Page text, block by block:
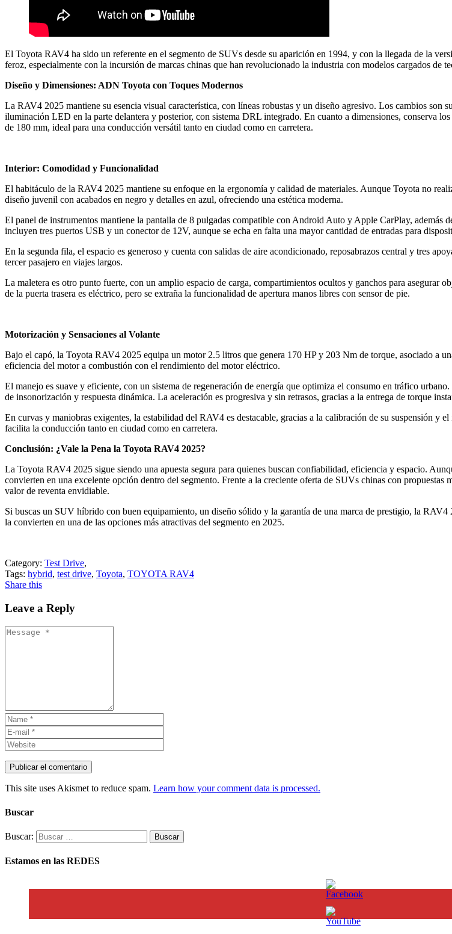
El Toyota RAV4 ha sido un referente en el segmento de SUVs desde su aparición en 1994, y con la llegada de la
feroz, especialmente con la incursión de marcas chinas que han revolucionado la industria con modelos cargados de
Diseño y Dimensiones: ADN Toyota con Toques Modernos
La RAV4 2025 mantiene su esencia visual característica, con líneas robustas y un diseño agresivo. Los cambios son
iluminación LED en la parte delantera y posterior, con sistema DRL integrado. En cuanto a dimensiones, conserva
de 180 mm, ideal para una conducción versátil tanto en ciudad como en carretera.
Interior: Comodidad y Funcionalidad
El habitáculo de la RAV4 2025 mantiene su enfoque en la ergonomía y calidad de materiales. Aunque Toyota no
diseño juvenil con acabados en negro y detalles en azul, ofreciendo una estética moderna.
El panel de instrumentos mantiene la pantalla de 8 pulgadas compatible con Android Auto y Apple CarPlay, además
incluyen tres puertos USB y un conector de 12V, aunque se echa en falta una mayor cantidad de entradas para
En la segunda fila, el espacio es generoso y cuenta con salidas de aire acondicionado, reposabrazos central y tres
tercer pasajero en viajes largos.
La maletera es otro punto fuerte, con un amplio espacio de carga, compartimientos ocultos y ganchos para asegurar
de la puerta trasera es eléctrico, pero se extraña la funcionalidad de apertura manos libres con sensor de pie.
Motorización y Sensaciones al Volante
Bajo el capó, la Toyota RAV4 2025 equipa un motor 2.5 litros que genera 170 HP y 203 Nm de torque, asociado a
eficiencia del motor a combustión con el rendimiento del motor eléctrico.
El manejo es suave y eficiente, con un sistema de regeneración de energía que optimiza el consumo en tráfico
de insonorización y respuesta dinámica. La aceleración es progresiva y sin retrasos, gracias a la entrega de torque
En curvas y maniobras exigentes, la estabilidad del RAV4 es destacable, gracias a la calibración de su suspensión y
facilita la conducción tanto en ciudad como en carretera.
Conclusión: ¿Vale la Pena la Toyota RAV4 2025?
La Toyota RAV4 2025 sigue siendo una apuesta segura para quienes buscan confiabilidad, eficiencia y espacio.
convierten en una excelente opción dentro del segmento. Frente a la creciente oferta de SUVs chinas con
valor de reventa envidiable.
Si buscas un SUV híbrido con buen equipamiento, un diseño sólido y la garantía de una marca de prestigio, la
la convierten en una de las opciones más atractivas del segmento en 2025.
Category: Test Drive,
Tags: hybrid, test drive, Toyota, TOYOTA RAV4
Share this
Leave a Reply
This site uses Akismet to reduce spam. Learn how your comment data is processed.
Buscar
Buscar:
Estamos en las REDES